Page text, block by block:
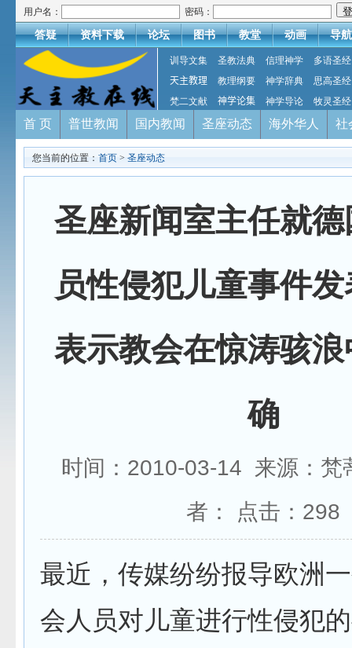
用户名： 密码：
答疑 资料下载 论坛 图书 教堂 动画 导航
训导文集 圣教法典 信理神学
多语圣经
天主教理
教理纲要 神学辞典
思高圣经
梵二文献
神学论集 神学导论 牧灵圣经
首 页 普世教闻 国内教闻 圣座动态 海外华人 社
您当前的位置： 首页 > 圣座动态
圣座新闻室主任就
员性侵犯儿童事件
表示教会在惊涛骇
确
时间：2010-03-14 来源：
者： 点击： 298
最近，传媒纷纷报导欧洲
会人员对儿童进行性侵犯